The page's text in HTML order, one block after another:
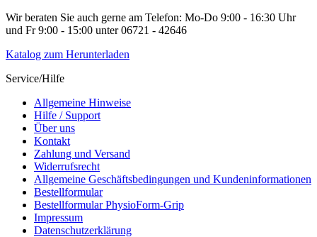
Wir beraten Sie auch gerne am Telefon: Mo-Do 9:00 - 16:30 Uhr
und Fr 9:00 - 15:00 unter 06721 - 42646
Katalog zum Herunterladen
Service/Hilfe
Allgemeine Hinweise
Hilfe / Support
Über uns
Kontakt
Zahlung und Versand
Widerrufsrecht
Allgemeine Geschäftsbedingungen und Kundeninformationen
Bestellformular
Bestellformular PhysioForm-Grip
Impressum
Datenschutzerklärung